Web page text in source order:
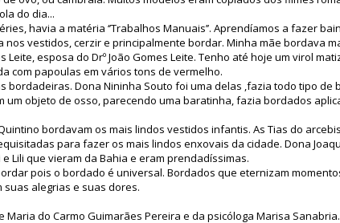
do dia...
havia a matéria ‘’Trabalhos Manuais’’. Aprendíamos a fazer
vestidos, cerzir e principalmente bordar. Minha mãe bordava
Leite, esposa do Drº João Gomes Leite. Tenho até hoje um virol
com papoulas em vários tons de vermelho.
bordadeiras. Dona Nininha Souto foi uma delas ,fazia todo tipo de
um objeto de osso, parecendo uma baratinha, fazia bordados
bordavam os mais lindos vestidos infantis. As Tias do
para fazer os mais lindos enxovais da cidade. Dona
Lili que vieram da Bahia e eram prendadíssimas.
pois o bordado é universal. Bordados que eternizam
suas alegrias e suas dores.
do Carmo Guimarães Pereira e da psicóloga Marisa Sanabria.